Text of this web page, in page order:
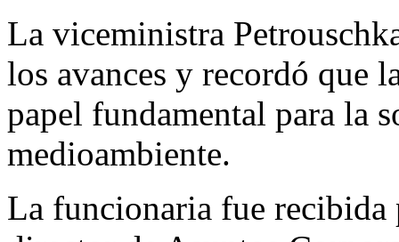
La viceministra
los avances y recordó que
papel fundamental para la
medioambiente.
La funcionaria fue